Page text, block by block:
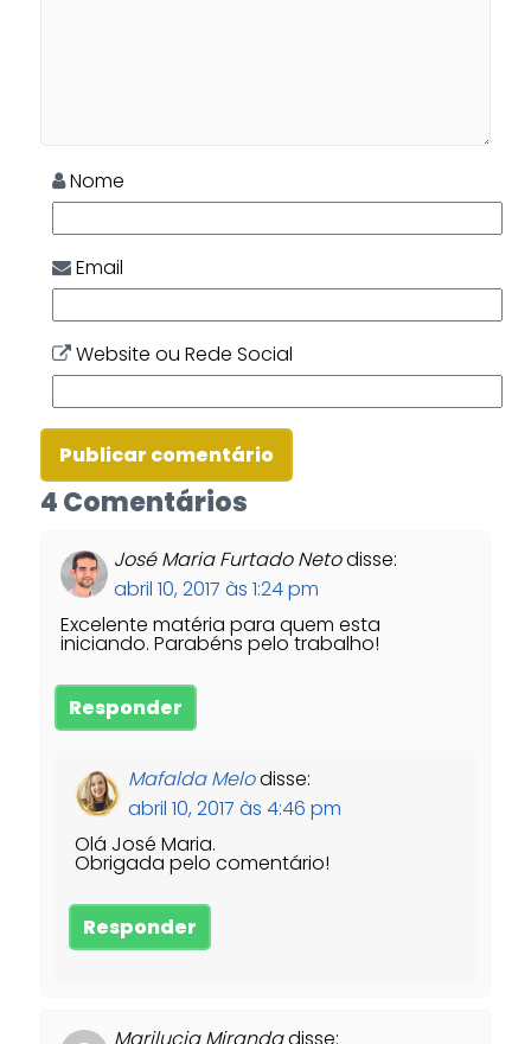
Nome
Email
Website ou Rede Social
4 Comentários
José Maria Furtado Netodisse:
abril 10, 2017 às 1:24 pm
Excelente matéria para quem esta
iniciando. Parabéns pelo trabalho!
Responder
Mafalda Melodisse:
abril 10, 2017 às 4:46 pm
Olá José Maria.
Obrigada pelo comentário!
Responder
Marilucia Mirandadisse: